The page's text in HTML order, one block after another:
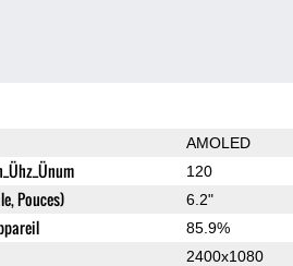
AMOLED
120
Pouces) 6.2"
85.9%
2400x1080